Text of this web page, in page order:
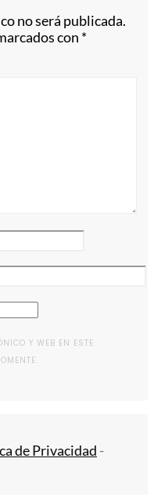
no será publicada.
con *
Y WEB EN ESTE
de Privacidad -